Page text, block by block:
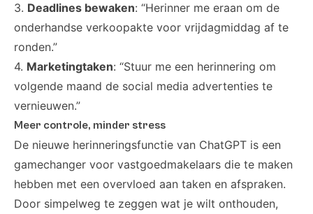
3. Deadlines bewaken: “Herinner me eraan om de
onderhandse verkoopakte voor vrijdagmiddag af te
ronden.”
4. Marketingtaken: “Stuur me een herinnering om
volgende maand de social media advertenties te
vernieuwen.”
Meer controle, minder stress
De nieuwe herinneringsfunctie van ChatGPT is een
gamechanger voor vastgoedmakelaars die te maken
hebben met een overvloed aan taken en afspraken.
Door simpelweg te zeggen wat je wilt onthouden,